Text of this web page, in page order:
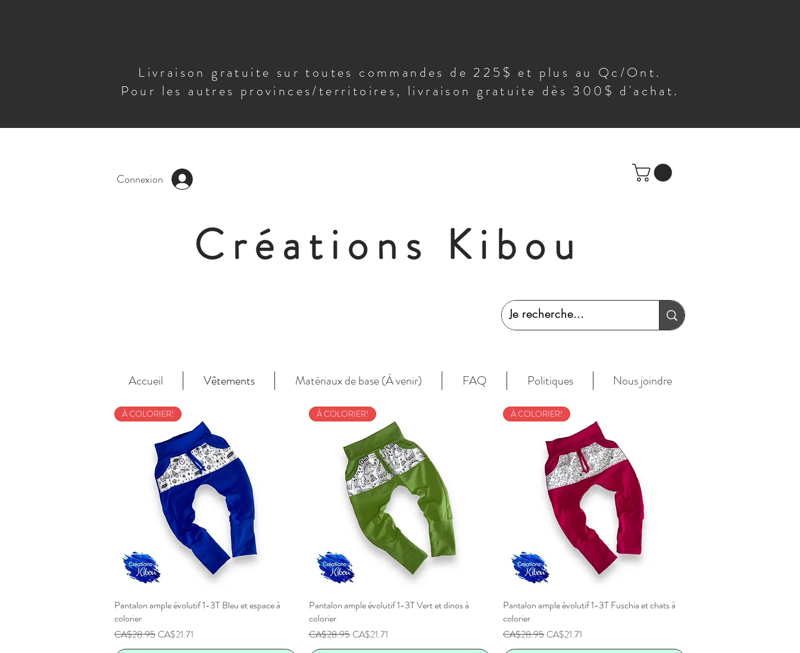
Livraison gratuite sur toutes commandes de 225$ et plus au Qc/Ont.
Pour les autres provinces/territoires, livraison gratuite dès 300$ d'achat.
Connexion
Créations Kibou
Accueil Vêtements Matériaux de base (À venir) FAQ Politiques Nous joindre
Aperçu rapide
À COLORIER!
Pantalon ample évolutif 1-3T Bleu et espace à
colorier
Prix original
CA$28.95 Prix promotionnel
CA$21.71
Aperçu rapide
À COLORIER!
Pantalon ample évolutif 1-3T Vert et dinos à
colorier
Prix original
CA$28.95 Prix promotionnel
CA$21.71
Aperçu rapide
À COLORIER!
Pantalon ample évolutif 1-3T Fuschia et chats à
colorier
Prix original
CA$28.95 Prix promotionnel
CA$21.71